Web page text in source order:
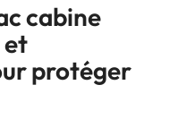
cabine
et
protéger